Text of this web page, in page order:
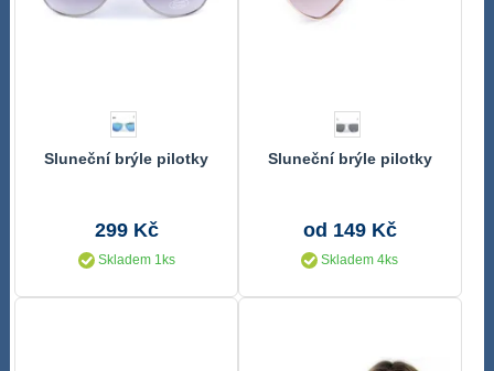
Sluneční brýle pilotky
299 Kč
Skladem 1ks
Sluneční brýle pilotky
od 149 Kč
Skladem 4ks